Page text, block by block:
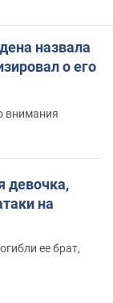
назвала
о его
внимания
девочка,
на
ее брат,